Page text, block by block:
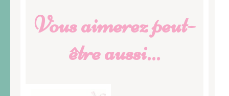
Vous aimerez peut-
être aussi…